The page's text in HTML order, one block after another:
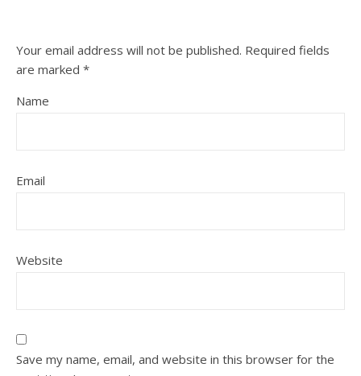
Your email address will not be published. Required fields
are marked *
Name
Email
Website
Save my name, email, and website in this browser for the